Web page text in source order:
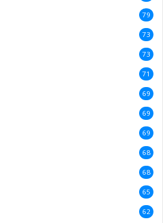
79
73
73
71
69
69
69
68
68
65
62